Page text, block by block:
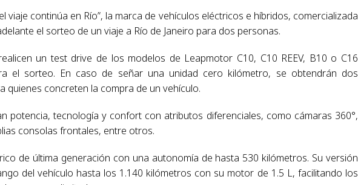
viaje continúa en Río”, la marca de vehículos eléctricos e híbridos, comercializada
el sorteo de un viaje a Río de Janeiro para dos personas.
un test drive de los modelos de Leapmotor C10, C10 REEV, B10 o C16
el sorteo. En caso de señar una unidad cero kilómetro, se obtendrán dos
quienes concreten la compra de un vehículo.
potencia, tecnología y confort con atributos diferenciales, como cámaras 360°,
consolas frontales, entre otros.
de última generación con una autonomía de hasta 530 kilómetros. Su versión
del vehículo hasta los 1.140 kilómetros con su motor de 1.5 L, facilitando los